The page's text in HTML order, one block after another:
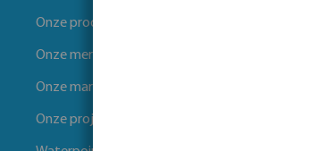
Onze producten
Onze merken
Onze markten
Onze projecten